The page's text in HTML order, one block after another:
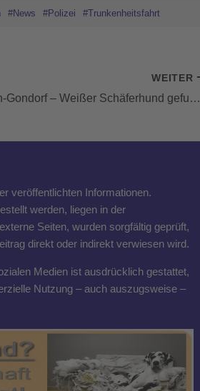
#News #Polizei #Trunkenheitsfahrt
WEITER
Kobern-Gondorf – Weißer Schäferhund gefunden
veröffentlichten Informationen.
werden, liegen in der
Seiten, wurden sorgfältig geprüft,
direkt oder indirekt verwiesen wird.
Medien ist ausdrücklich gestattet,
Nutzung – auch auszugsweise –